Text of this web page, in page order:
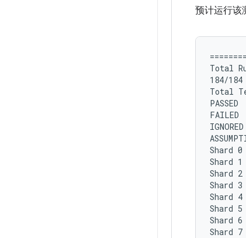
预计运行该
Total
184/
Total
Shard
Shard
Shard
Shard
Shard
Shard
Shard
Shard